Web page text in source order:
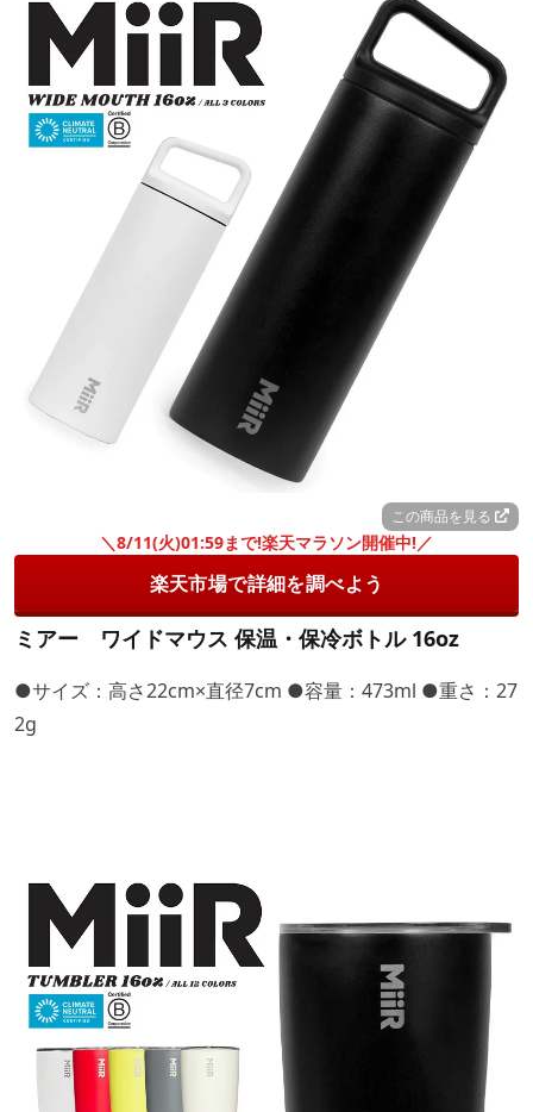
この商品を見る
＼8/11(火)01:59まで!楽天マラソン開催中!／
楽天市場で詳細を調べよう
ミアー ワイドマウス 保温・保冷ボトル 16oz
●サイズ：高さ22cm×直径7cm ●容量：473ml ●重さ：27
2g